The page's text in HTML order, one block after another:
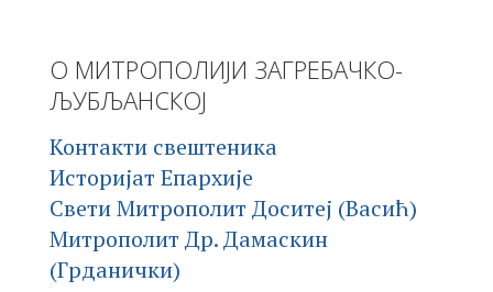
О МИТРОПОЛИЈИ ЗАГРЕБАЧКО-
ЉУБЉАНСКОЈ
Контакти свештеника
Историјат Епархије
Свети Митрополит Доситеј (Васић)
Митрополит Др. Дамаскин
(Грданички)